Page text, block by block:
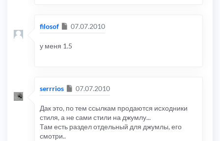
filosof Сообщение
07.07.2010
у меня 1.5
serrrios Сообщение
07.07.2010
Дак это, по тем ссылкам продаются исходники
стиля, а не сами стили на джумлу...
Там есть раздел отдельный для джумлы, его
смотри..